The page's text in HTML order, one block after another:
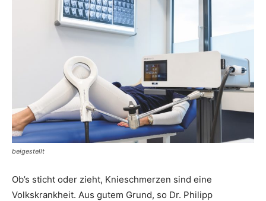
beigestellt
Ob’s sticht oder zieht, Knieschmerzen sind eine
Volkskrankheit. Aus gutem Grund, so Dr. Philipp